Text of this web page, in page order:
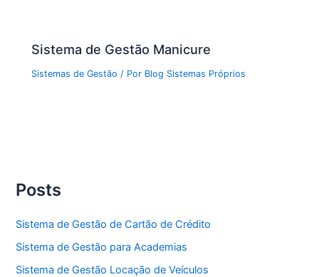
Sistema de Gestão Manicure
Sistemas de Gestão / Por Blog Sistemas Próprios
Posts
Sistema de Gestão de Cartão de Crédito
Sistema de Gestão para Academias
Sistema de Gestão Locação de Veículos